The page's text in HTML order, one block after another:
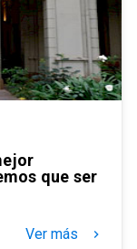
que ser
Ver más keyboard_arrow_right